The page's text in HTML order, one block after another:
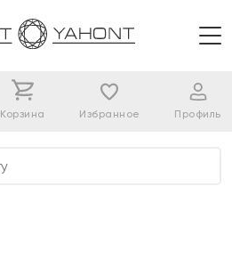
Корзина Избранное Профиль